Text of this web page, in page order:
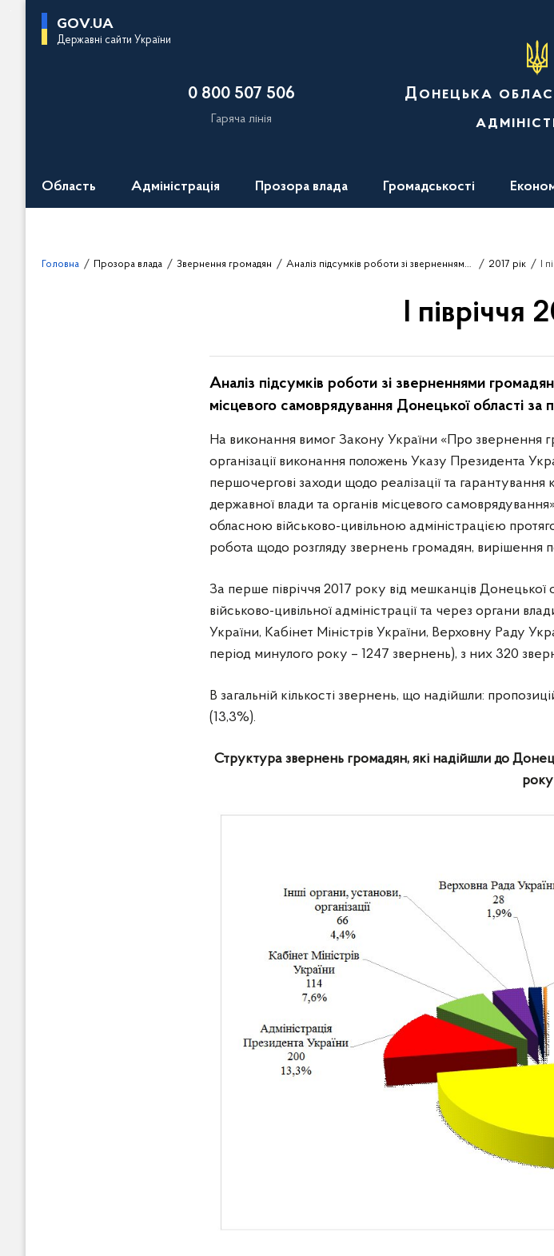
GOV.UA
Державні сайти України
0 800 507 506
Гаряча лінія
Донецька
Область Адміністрація Прозора влада Громадськості
Головна Прозора влада Звернення громадян Аналіз підсумків роботи зі зверненнями громадян 2017 рік І
І півріччя
Аналіз підсумків роботи зі зверненнями
місцевого самоврядування Донецької області за
На виконання вимог Закону України «Про звернення
організації виконання положень Указу Президента
першочергові заходи щодо реалізації та
державної влади та органів місцевого
обласною військово-цивільною адміністрацією
робота щодо розгляду звернень громадян, вирішення
За перше півріччя 2017 року від мешканців Донецької
військово-цивільної адміністрації та через органи
України, Кабінет Міністрів України, Верховну Раду
період минулого року – 1247 звернень), з них 320
В загальній кількості звернень, що надійшли:
(13,3%).
Структура звернень громадян, які надійшли до
року